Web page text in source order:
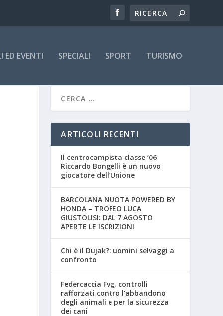
ED EVENTI SPECIALI SPORT TURISMO
ARTICOLI RECENTI
Il centrocampista classe ’06
Riccardo Bongelli è un nuovo
giocatore dell’Unione
BARCOLANA NUOTA POWERED BY
HONDA – TROFEO LUCA
GIUSTOLISI: DAL 7 AGOSTO
APERTE LE ISCRIZIONI
Chi è il Dujak?: uomini selvaggi a
confronto
Federcaccia Fvg, controlli
rafforzati contro l’abbandono
degli animali e per la sicurezza
dei cani